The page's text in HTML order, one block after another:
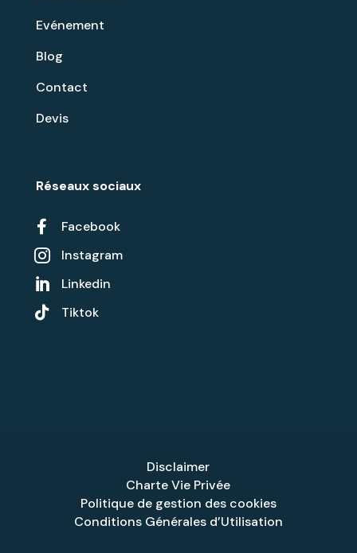
Réseaux sociaux
 Facebook
 Instagram

Linkedin

Tiktok
Evénement
Blog
Contact
Devis
Disclaimer
Charte Vie Privée
Politique de gestion des cookies
Conditions Générales d’Utilisation